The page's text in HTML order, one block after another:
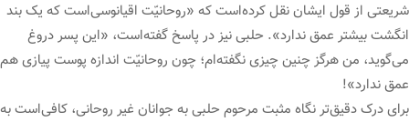
شریعتی از قول ایشان نقل کرده‌است که «روحانیّت اقیانوسی‌است که یک بند
انگشت بیشتر عمق ندارد». حلبی نیز در پاسخ گفته‌است، «این پسر دروغ
می‌گوید، من هرگز چنین چیزی نگفته‌ام؛ چون روحانیّت اندازه پوست پیازی هم
عمق ندارد»!
برای درک دقیق‌تر نگاه مثبت مرحوم حلبی به جوانان غیر روحانی، کافی‌است به